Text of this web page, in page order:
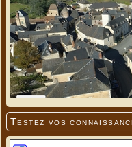
Testez vos
Vitrail